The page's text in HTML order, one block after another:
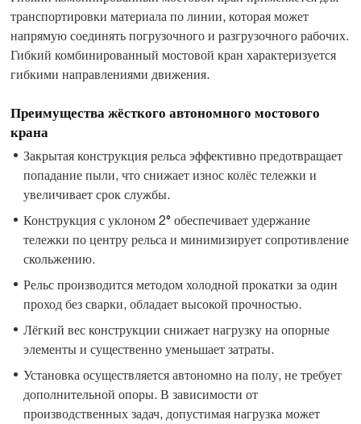
транспортировки материала по линии, которая может
напрямую соединять погрузочного и разгрузочного рабочих.
Гибкий комбинированный мостовой кран характеризуется
гибкими направлениями движения.
Преимущества жёсткого автономного мостового
крана
Закрытая конструкция рельса эффективно предотвращает
попадание пыли, что снижает износ колёс тележки и
увеличивает срок службы.
Конструкция с уклоном 2° обеспечивает удержание
тележки по центру рельса и минимизирует сопротивление
скольжению.
Рельс производится методом холодной прокатки за один
проход без сварки, обладает высокой прочностью.
Лёгкий вес конструкции снижает нагрузку на опорные
элементы и существенно уменьшает затраты.
Установка осуществляется автономно на полу, не требует
дополнительной опоры. В зависимости от
производственных задач, допустимая нагрузка может